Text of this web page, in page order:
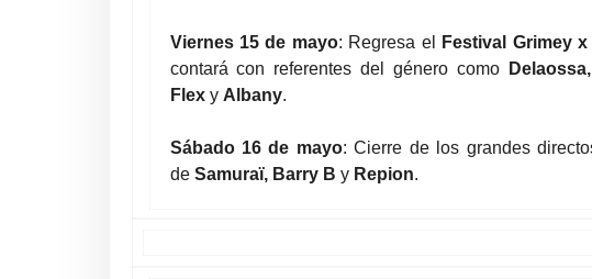
Viernes 15 de mayo: Regresa el Festival Grimey
contará con referentes del género como
Flex y Albany.
Sábado 16 de mayo: Cierre de los grandes
de Samuraï, Barry B y Repion.